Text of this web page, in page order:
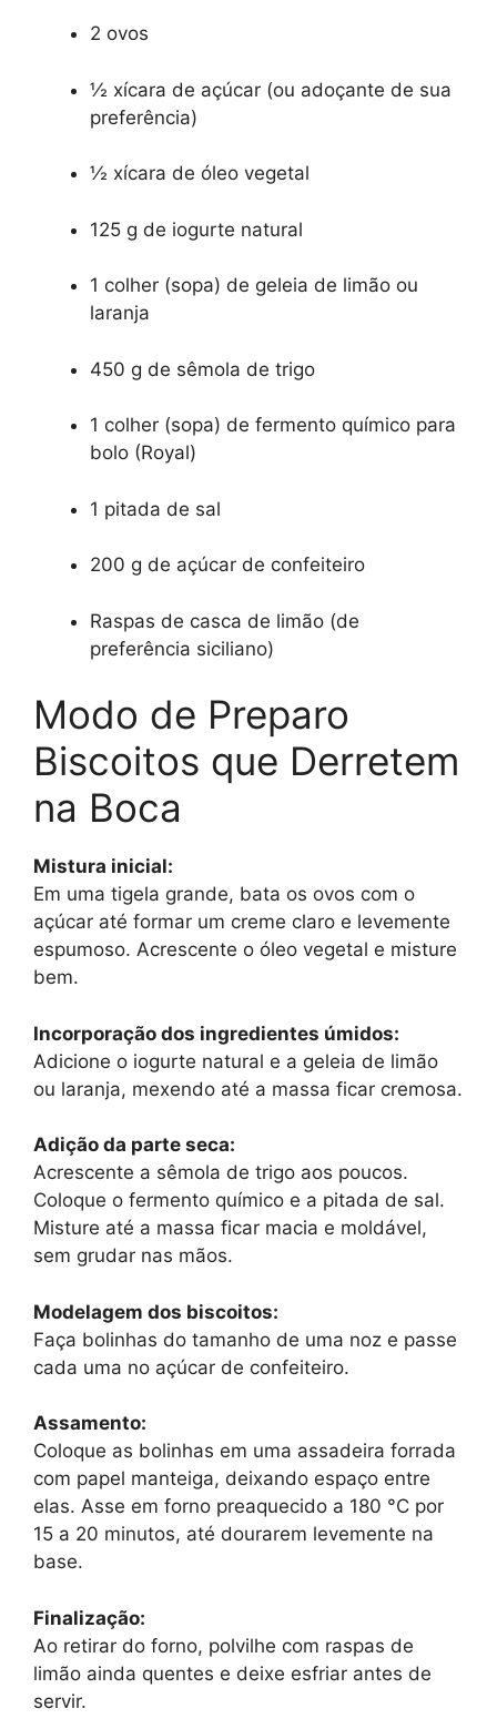
2 ovos
½ xícara de açúcar (ou adoçante de sua
preferência)
½ xícara de óleo vegetal
125 g de iogurte natural
1 colher (sopa) de geleia de limão ou
laranja
450 g de sêmola de trigo
1 colher (sopa) de fermento químico para
bolo (Royal)
1 pitada de sal
200 g de açúcar de confeiteiro
Raspas de casca de limão (de
preferência siciliano)
Modo de Preparo
Biscoitos que Derretem
na Boca
Mistura inicial:
Em uma tigela grande, bata os ovos com o
açúcar até formar um creme claro e levemente
espumoso. Acrescente o óleo vegetal e misture
bem.
Incorporação dos ingredientes úmidos:
Adicione o iogurte natural e a geleia de limão
ou laranja, mexendo até a massa ficar cremosa.
Adição da parte seca:
Acrescente a sêmola de trigo aos poucos.
Coloque o fermento químico e a pitada de sal.
Misture até a massa ficar macia e moldável,
sem grudar nas mãos.
Modelagem dos biscoitos:
Faça bolinhas do tamanho de uma noz e passe
cada uma no açúcar de confeiteiro.
Assamento:
Coloque as bolinhas em uma assadeira forrada
com papel manteiga, deixando espaço entre
elas. Asse em forno preaquecido a 180 °C por
15 a 20 minutos, até dourarem levemente na
base.
Finalização:
Ao retirar do forno, polvilhe com raspas de
limão ainda quentes e deixe esfriar antes de
servir.